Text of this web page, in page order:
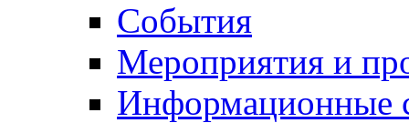
События
Мероприятия и
Информационные